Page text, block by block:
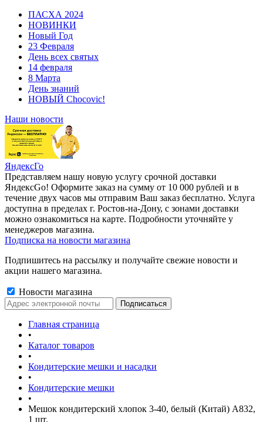
ПАСХА 2024
НОВИНКИ
Новый Год
23 Февраля
День всех святых
14 февраля
8 Марта
День знаний
НОВЫЙ Chocovic!
Наши новости
ЯндексГо
Представляем нашу новую услугу срочной доставки
ЯндексGo! Оформите заказ на сумму от 10 000 рублей и в
течение двух часов мы отправим Ваш заказ бесплатно. Услуга
доступна в пределах г. Ростов-на-Дону, с зонами доставки
можно ознакомиться на карте. Подробности уточняйте у
менеджеров магазина.
Подписка на новости магазина
Подпишитесь на рассылку и получайте свежие новости и
акции нашего магазина.
Новости магазина
Главная страница
•
Каталог товаров
•
Кондитерские мешки и насадки
•
Кондитерские мешки
•
Мешок кондитерский хлопок 3-40, белый (Китай) А832,
1 шт.